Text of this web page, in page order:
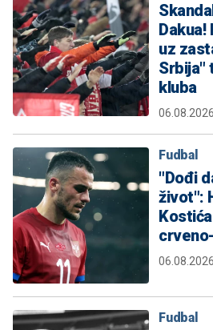
Dakua!
uz
Srbija"
kluba
Fudbal
"Dođi
život":
Fudbal